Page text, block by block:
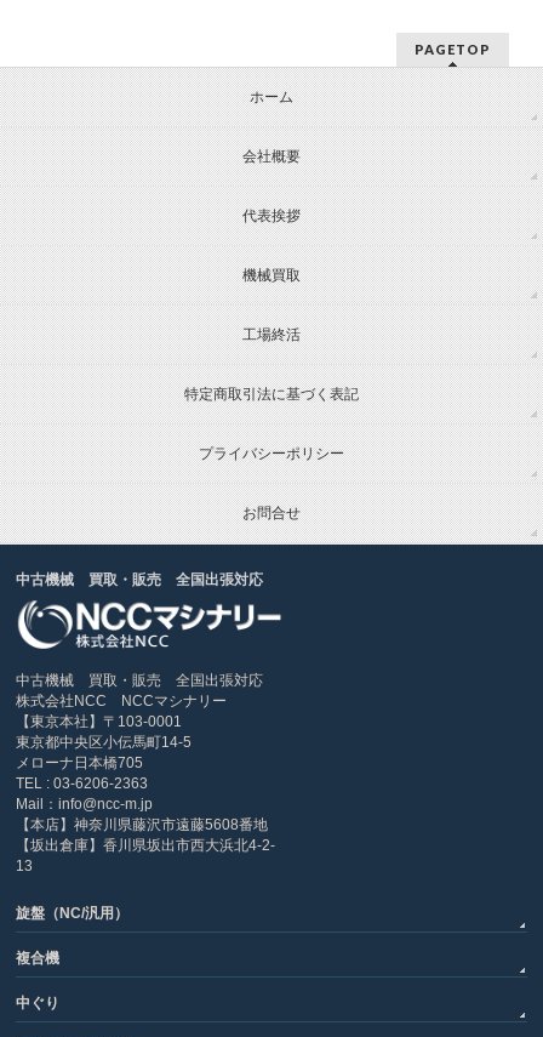
PAGETOP
ホーム
会社概要
代表挨拶
機械買取
工場終活
特定商取引法に基づく表記
プライバシーポリシー
お問合せ
中古機械 買取・販売 全国出張対応
中古機械 買取・販売 全国出張対応
株式会社NCC NCCマシナリー
【東京本社】〒103-0001
東京都中央区小伝馬町14-5
メローナ日本橋705
TEL : 03-6206-2363
Mail：info@ncc-m.jp
【本店】神奈川県藤沢市遠藤5608番地
【坂出倉庫】香川県坂出市西大浜北4-2-
13
旋盤（NC/汎用）
複合機
中ぐり